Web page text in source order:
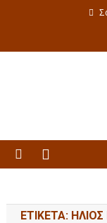
ΕΤΙΚΈΤΑ: